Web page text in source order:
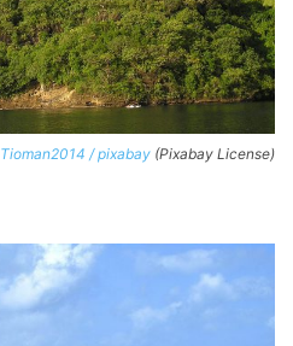
Tioman2014 / pixabay (Pixabay License)